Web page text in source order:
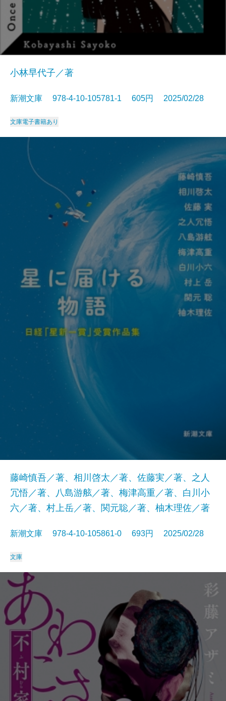
小林早代子／著
新潮文庫 978-4-10-105781-1 605円 2025/02/28
文庫電子書籍あり
藤崎慎吾／著、相川啓太／著、佐藤実／著、之人
冗悟／著、八島游舷／著、梅津高重／著、白川小
六／著、村上岳／著、関元聡／著、柚木理佐／著
新潮文庫 978-4-10-105861-0 693円 2025/02/28
文庫